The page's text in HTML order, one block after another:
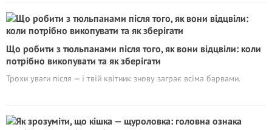
Що робити з тюльпанами після того, як вони відцвіли: коли
потрібно викопувати та як зберігати
Трохи уваги після — і твій квітник знову заграє всіма барвами.